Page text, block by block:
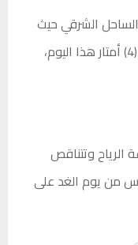
الشرقي حيث
من المتوقع أن يصل ارتفاع الموج إلى (4) أمتار هذا اليوم،
الرياح وتتناقص
من يوم الغد على